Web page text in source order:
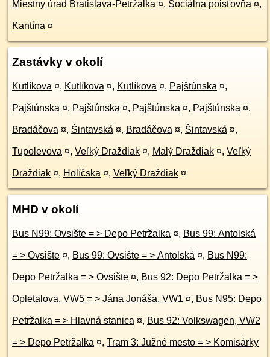
Miestny úrad Bratislava-Petržalka ¤, Sociálna poisťovňa ¤,
Kantína ¤
Zastávky v okolí
Kutlíkova ¤, Kutlíkova ¤, Kutlíkova ¤, Pajštúnska ¤,
Pajštúnska ¤, Pajštúnska ¤, Pajštúnska ¤, Pajštúnska ¤,
Bradáčova ¤, Šintavská ¤, Bradáčova ¤, Šintavská ¤,
Tupolevova ¤, Veľký Draždiak ¤, Malý Draždiak ¤, Veľký
Draždiak ¤, Holíčska ¤, Veľký Draždiak ¤
MHD v okolí
Bus N99: Ovsište = > Depo Petržalka ¤, Bus 99: Antolská
= > Ovsište ¤, Bus 99: Ovsište = > Antolská ¤, Bus N99:
Depo Petržalka = > Ovsište ¤, Bus 92: Depo Petržalka = >
Opletalova, VW5 = > Jána Jonáša, VW1 ¤, Bus N95: Depo
Petržalka = > Hlavná stanica ¤, Bus 92: Volkswagen, VW2
= > Depo Petržalka ¤, Tram 3: Južné mesto = > Komisárky